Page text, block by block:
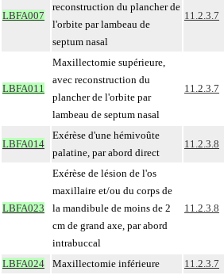
LBFA007
reconstruction du plancher de
l'orbite par lambeau de
septum nasal
11.2.3.7
LBFA011
Maxillectomie supérieure,
avec reconstruction du
plancher de l'orbite par
lambeau de septum nasal
11.2.3.7
LBFA014
Exérèse d'une hémivoûte
palatine, par abord direct
11.2.3.8
LBFA023
Exérèse de lésion de l'os
maxillaire et/ou du corps de
la mandibule de moins de 2
cm de grand axe, par abord
intrabuccal
11.2.3.8
LBFA024 Maxillectomie inférieure 11.2.3.7